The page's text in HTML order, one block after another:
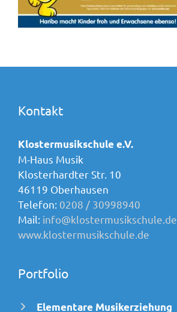
Kontakt
Klostermusikschule e.V.
M-Haus Musik
Klosterhardter Str. 10
46119 Oberhausen
Telefon: 0208 / 30998940
Mail: info@klostermusikschule.de
www.klostermusikschule.de
Portfolio
Elementare Musikerziehung